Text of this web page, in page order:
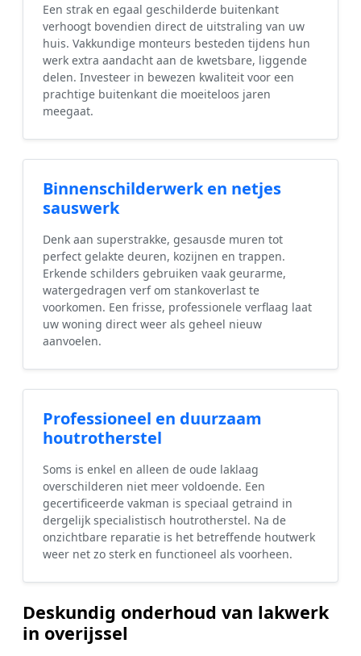
Een strak en egaal geschilderde buitenkant
verhoogt bovendien direct de uitstraling van uw
huis. Vakkundige monteurs besteden tijdens hun
werk extra aandacht aan de kwetsbare, liggende
delen. Investeer in bewezen kwaliteit voor een
prachtige buitenkant die moeiteloos jaren
meegaat.
Binnenschilderwerk en netjes
sauswerk
Denk aan superstrakke, gesausde muren tot
perfect gelakte deuren, kozijnen en trappen.
Erkende schilders gebruiken vaak geurarme,
watergedragen verf om stankoverlast te
voorkomen. Een frisse, professionele verflaag laat
uw woning direct weer als geheel nieuw
aanvoelen.
Professioneel en duurzaam
houtrotherstel
Soms is enkel en alleen de oude laklaag
overschilderen niet meer voldoende. Een
gecertificeerde vakman is speciaal getraind in
dergelijk specialistisch houtrotherstel. Na de
onzichtbare reparatie is het betreffende houtwerk
weer net zo sterk en functioneel als voorheen.
Deskundig onderhoud van lakwerk
in overijssel